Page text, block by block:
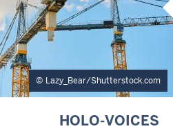
Lazy_Bear/Shutterstock.com
HOLO-VOICES